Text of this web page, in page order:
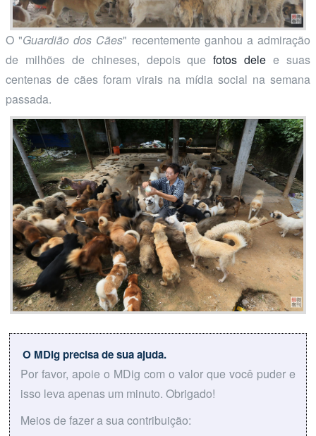
O "Guardião dos Cães" recentemente ganhou a admiração
de milhões de chineses, depois quefotos dele e suas
centenas de cães foram virais na mídia social na semana
passada.
O MDig precisa de sua ajuda.
Por favor, apoie o MDig com o valor que você puder e
isso leva apenas um minuto. Obrigado!
Meios de fazer a sua contribuição: